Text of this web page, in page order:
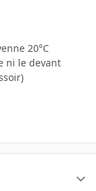
20°C
ni le devant